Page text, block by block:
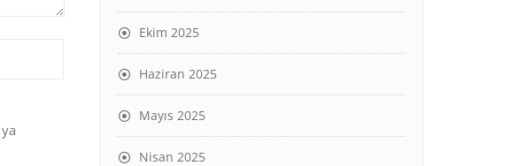
Ekim 2025
Haziran 2025
Mayıs 2025
Nisan 2025